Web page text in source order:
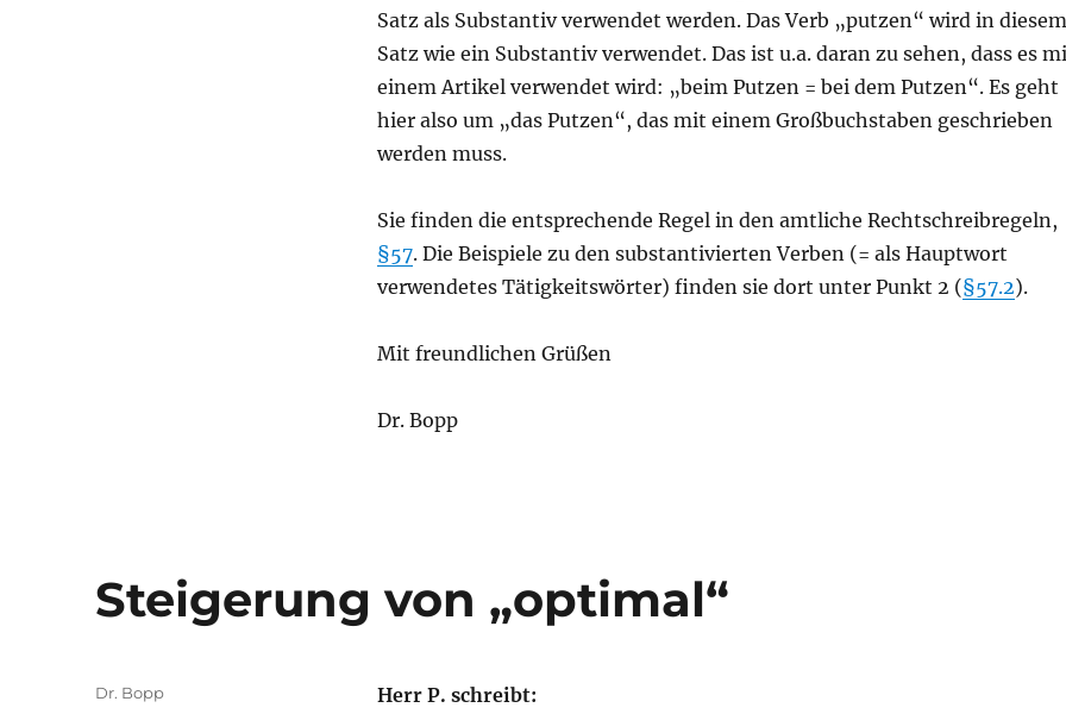
Satz als Substantiv verwendet werden. Das Verb „putzen“ wird in diesem
Satz wie ein Substantiv verwendet. Das ist u.a. daran zu sehen, dass es
einem Artikel verwendet wird: „beim Putzen = bei dem Putzen“. Es geht
hier also um „das Putzen“, das mit einem Großbuchstaben geschrieben
werden muss.
Sie finden die entsprechende Regel in den amtliche Rechtschreibregeln,
§57. Die Beispiele zu den substantivierten Verben (= als Hauptwort
verwendetes Tätigkeitswörter) finden sie dort unter Punkt 2 (§57.2).
Mit freundlichen Grüßen
Dr. Bopp
Steigerung von „optimal“
Herr P. schreibt:
Autor
Dr. Bopp